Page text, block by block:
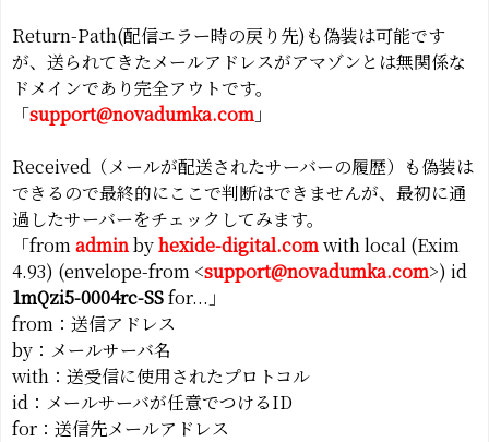
Return-Path(配信エラー時の戻り先)も偽装は可能です
が、送られてきたメールアドレスがアマゾンとは無関係な
ドメインであり完全アウトです。
「support@novadumka.com 」
Received（メールが配送されたサーバーの履歴）も偽装は
できるので最終的にここで判断はできませんが、最初に通
過したサーバーをチェックしてみます。
「fromadminbyhexide-digital.comwith local (Exim
4.93) (envelope-from <support@novadumka.com>) id
1mQzi5-0004rc-SSfor...」
from：送信アドレス
by：メールサーバ名
with：送受信に使用されたプロトコル
id：メールサーバが任意でつけるID
for：送信先メールアドレス